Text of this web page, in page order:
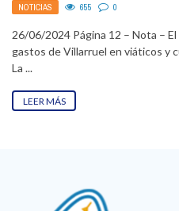
NOTICIAS 655 0
26/06/2024 Página 12 – Nota – El
gastos de Villarruel en viáticos y
La ...
LEER MÁS